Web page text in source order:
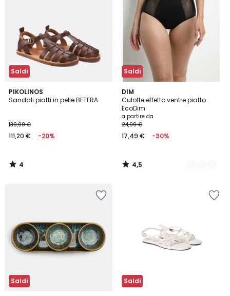
Saldi
PIKOLINOS
Sandali piatti in pelle BETERA
139,00 €
111,20 € -20%
4
/
4
/
Saldi
DIM
Culotte effetto ventre piatto
EcoDim
a partire da
24,99 €
17,49 € -30%
4,5
/ 5
3
Colori
4,5
/
Saldi Saldi